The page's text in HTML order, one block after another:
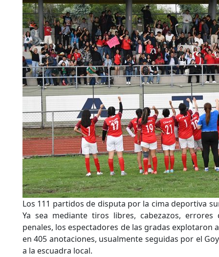
Los 111 partidos de disputa por la cima deportiva
Ya sea mediante tiros libres, cabezazos,
penales, los espectadores de las gradas explotaron
en 405 anotaciones, usualmente seguidas por el
a la escuadra local.